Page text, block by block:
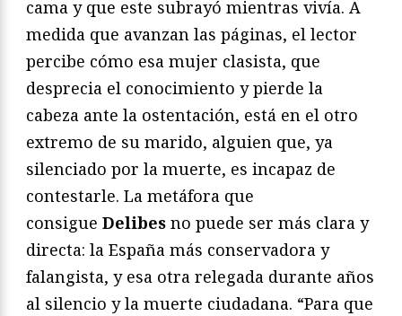
cama y que este subrayó mientras vivía. A
medida que avanzan las páginas, el lector
percibe cómo esa mujer clasista, que
desprecia el conocimiento y pierde la
cabeza ante la ostentación, está en el otro
extremo de su marido, alguien que, ya
silenciado por la muerte, es incapaz de
contestarle. La metáfora que
consigue Delibes no puede ser más clara y
directa: la España más conservadora y
falangista, y esa otra relegada durante años
al silencio y la muerte ciudadana. “Para que